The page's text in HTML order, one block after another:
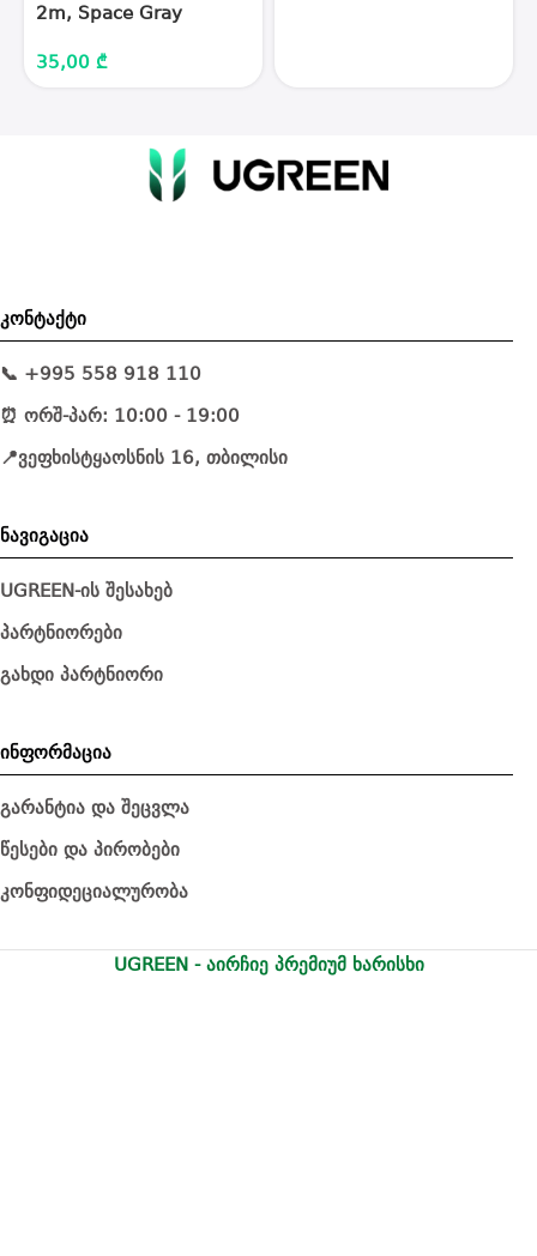
2m, Space Gray
35,00 ₾
კონტაქტი
📞 +995 558 918 110
⏰ ორშ-პარ: 10:00 - 19:00
📍ვეფხისტყაოსნის 16, თბილისი
ნავიგაცია
UGREEN-ის შესახებ
პარტნიორები
გახდი პარტნიორი
ინფორმაცია
გარანტია და შეცვლა
წესები და პირობები
კონფიდეციალურობა
UGREEN - აირჩიე პრემიუმ ხარისხი